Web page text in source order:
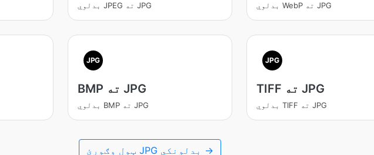
بدلوي JPEG ته JPG بدلوي WebP ته JPG
JPG
BMP ته JPG
بدلوي BMP ته JPG
JPG
TIFF ته JPG
بدلوي TIFF ته JPG
ټول وګورئ JPG بدلونکي →